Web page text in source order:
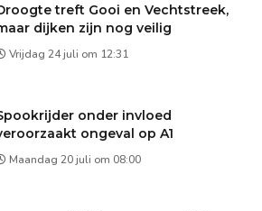
treft Gooi en Vechtstreek,
dijken zijn nog veilig
Vrijdag 24 juli om 12:31
onder invloed
ongeval op A1
Maandag 20 juli om 08:00